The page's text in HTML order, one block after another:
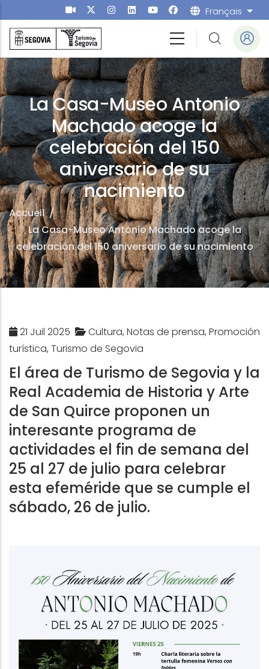
Aller au contenu principal Français
La Casa-Museo Antonio
Machado acoge la
celebración del 150
aniversario de su
nacimiento
Accueil/
La Casa-Museo Antonio Machado acoge la
celebración del 150 aniversario de su nacimiento
21 Juil 2025
Cultura, Notas de prensa, Promoción
turística, Turismo de Segovia
El área de Turismo de Segovia y la
Real Academia de Historia y Arte
de San Quirce proponen un
interesante programa de
actividades el fin de semana del
25 al 27 de julio para celebrar
esta efeméride que se cumple el
sábado, 26 de julio.